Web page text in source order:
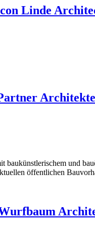
Linde
baukünstlerischem und
öffentlichen